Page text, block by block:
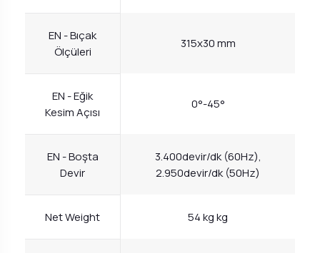
EN - Bıçak
Ölçüleri
315x30 mm
EN - Eğik
Kesim Açısı
0°-45°
EN - Boşta
Devir
3.400devir/dk (60Hz),
2.950devir/dk (50Hz)
Net Weight 54 kg kg